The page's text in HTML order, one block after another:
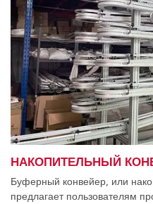
НАКОПИТЕЛЬНЫЙ
Буферный конвейер, или
предлагает пользователям